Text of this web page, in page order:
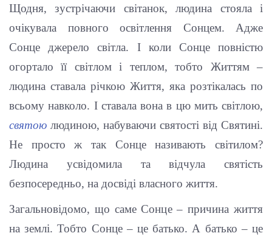
Щодня, зустрічаючи світанок, людина стояла і
очікувала повного освітлення Сонцем. Адже
Сонце джерело світла. І коли Сонце повністю
огортало її світлом і теплом, тобто Життям –
людина ставала річкою Життя, яка розтікалась по
всьому навколо. І ставала вона в цю мить світлою,
святою людиною, набуваючи святості від Святині.
Не просто ж так Сонце називають світилом?
Людина усвідомила та відчула святість
безпосередньо, на досвіді власного життя.
Загальновідомо, що саме Сонце – причина життя
на землі. Тобто Сонце – це батько. А батько – це